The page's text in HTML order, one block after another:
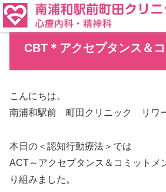
CBT＊アクセプタンス＆
こんにちは。
南浦和駅前 町田クリニック リワー
本日の＜認知行動療法＞では
ACT～アクセプタンス＆コミットメ
り組みました。